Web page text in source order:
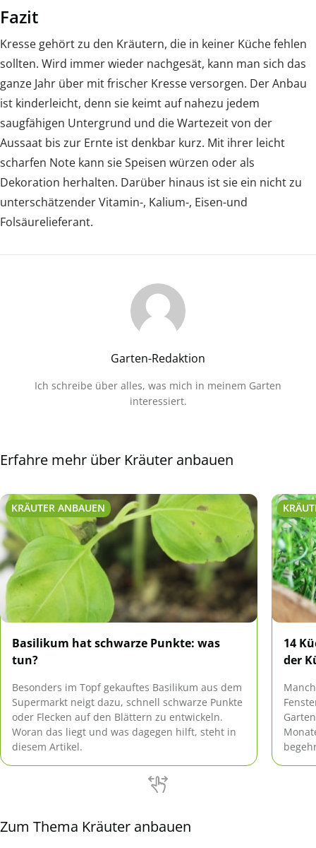
Fazit
Kresse gehört zu den Kräutern, die in keiner Küche fehlen
sollten. Wird immer wieder nachgesät, kann man sich das
ganze Jahr über mit frischer Kresse versorgen. Der Anbau
ist kinderleicht, denn sie keimt auf nahezu jedem
saugfähigen Untergrund und die Wartezeit von der
Aussaat bis zur Ernte ist denkbar kurz. Mit ihrer leicht
scharfen Note kann sie Speisen würzen oder als
Dekoration herhalten. Darüber hinaus ist sie ein nicht zu
unterschätzender Vitamin-, Kalium-, Eisen-und
Folsäurelieferant.
Garten-Redaktion
Ich schreibe über alles, was mich in meinem Garten
interessiert.
Erfahre mehr über Kräuter anbauen
KRÄUTER ANBAUEN
Basilikum hat schwarze Punkte: was
tun?
Besonders im Topf gekauftes Basilikum aus dem
Supermarkt neigt dazu, schnell schwarze Punkte
oder Flecken auf den Blättern zu entwickeln.
Woran das liegt und was dagegen hilft, steht in
diesem Artikel.
14
der
Zum Thema Kräuter anbauen